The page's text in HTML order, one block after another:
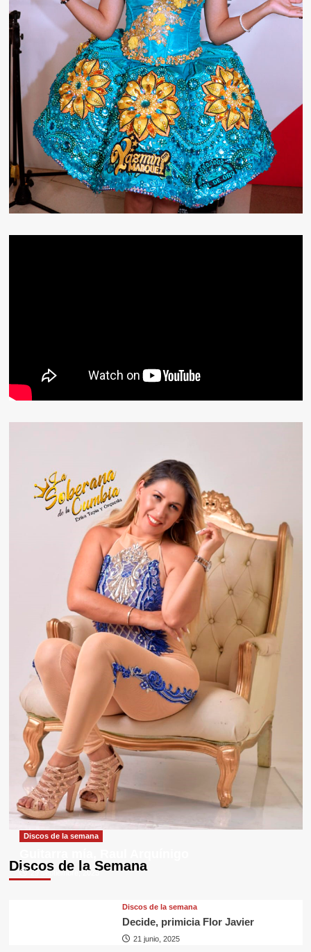
Discos de la Semana
Discos de la semana
29 septiembre, 2025
Discos de la semana
Decide, primicia Flor Javier
21 junio, 2025